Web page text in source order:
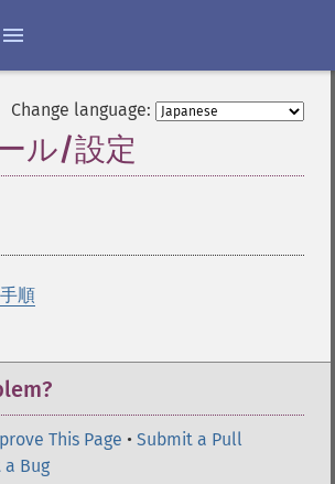
Change language:
ル/設定
順
This Page • Submit a Pull
a Bug